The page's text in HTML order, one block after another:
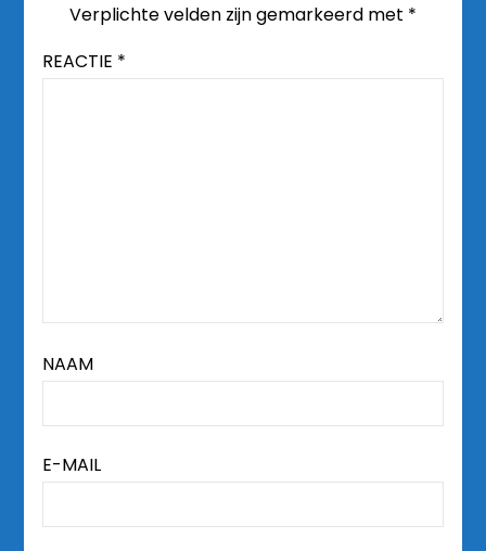
Verplichte velden zijn gemarkeerd met *
REACTIE *
NAAM
E-MAIL